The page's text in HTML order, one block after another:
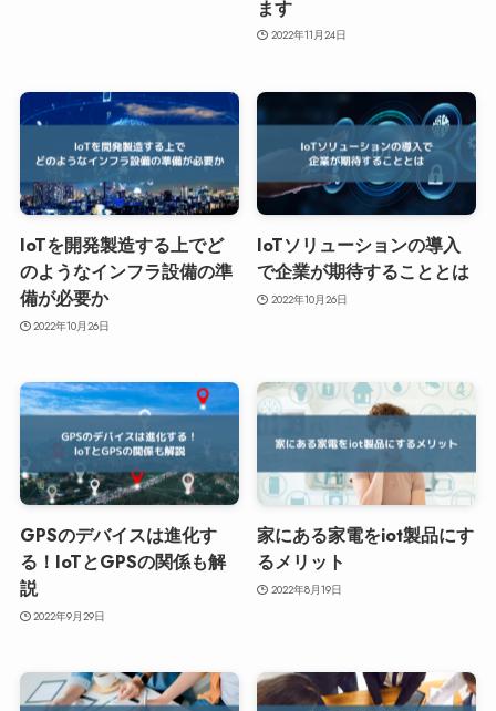
ます
2022年11月24日
IoTを開発製造する上でど
のようなインフラ設備の準
備が必要か
2022年10月26日
IoTソリューションの導入
で企業が期待することとは
2022年10月26日
GPSのデバイスは進化す
る！IoTとGPSの関係も解
説
2022年9月29日
家にある家電をiot製品にす
るメリット
2022年8月19日